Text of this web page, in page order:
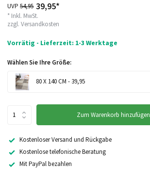
UVP 54,95 39,95*
* Inkl. MwSt.
zzgl. Versandkosten
Vorrätig - Lieferzeit: 1-3 Werktage
Wählen Sie Ihre Größe:
80 X 140 CM - 39,95
Zum Warenkorb hinzufügen
Kostenloser Versand und Rückgabe
Kostenlose telefonische Beratung
Mit PayPal bezahlen